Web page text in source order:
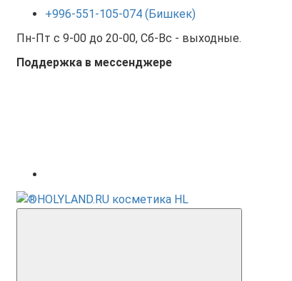
+996-551-105-074 (Бишкек)
Пн-Пт с 9-00 до 20-00, Сб-Вс - выходные.
Поддержка в мессенджере